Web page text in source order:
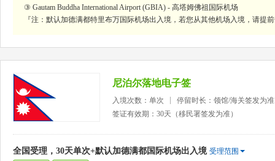
③ Gautam Buddha International Airport (GBIA) - 高塔姆佛祖国际机场
『注：默认加德满都特里布万国际机场出入境，若您从其他机场入境，请提
尼泊尔落地电子签
入境次数：单次
停留时长：领馆/海关签发为准
签证有效期：30天（移民署签发为准）
全国受理，30天单次+默认加德满都国际机场出入境 受理范围